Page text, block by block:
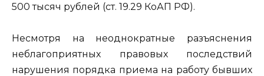
500 тысяч рублей (ст. 19.29 КоАП РФ).
Несмотря на неоднократные разъяснения
неблагоприятных правовых последствий
нарушения порядка приема на работу бывших